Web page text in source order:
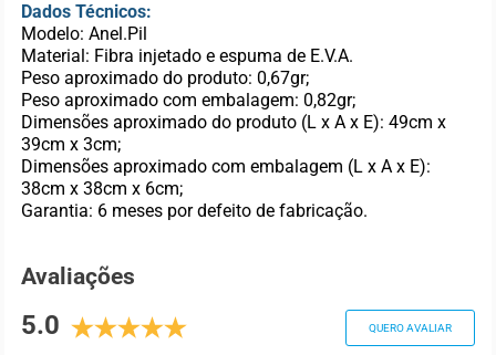
Dados Técnicos:
Modelo: Anel.Pil
Material: Fibra injetado e espuma de E.V.A.
Peso aproximado do produto: 0,67gr;
Peso aproximado com embalagem: 0,82gr;
Dimensões aproximado do produto (L x A x E): 49cm x
39cm x 3cm;
Dimensões aproximado com embalagem (L x A x E):
38cm x 38cm x 6cm;
Garantia: 6 meses por defeito de fabricação.
Avaliações
5.0 QUERO AVALIAR